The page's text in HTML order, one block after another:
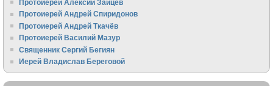
Протоиерей Алексий Зайцев
Протоиерей Андрей Спиридонов
Протоиерей Андрей Ткачёв
Протоиерей Василий Мазур
Священник Сергий Бегиян
Иерей Владислав Береговой